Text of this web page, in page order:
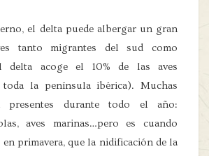
el delta puede albergar un gran
tanto migrantes del sud como
delta acoge el 10% de las aves
toda la península ibérica). Muchas
presentes durante todo el año:
aves marinas…pero es cuando
primavera, que la nidificación de la